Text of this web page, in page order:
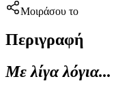
Μοιράσου το
Περιγραφή
Με λίγα λόγια...